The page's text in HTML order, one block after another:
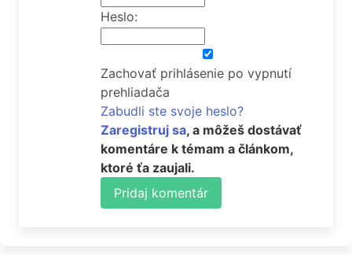
Heslo:
Zachovať prihlásenie po vypnutí
prehliadača
Zabudli ste svoje heslo?
Zaregistruj sa, a môžeš dostávať
komentáre k témam a článkom,
ktoré ťa zaujali.
Pridaj komentár